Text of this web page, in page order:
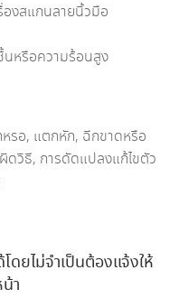
องสแกนลายนิ้วมือ
นหรือความร้อนสูง
รอ, แตกหัก, ฉีกขาดหรือ
ดวิธี, การดัดแปลงแก้ไขตัว
ยไม่จำเป็นต้องแจ้งให้
า